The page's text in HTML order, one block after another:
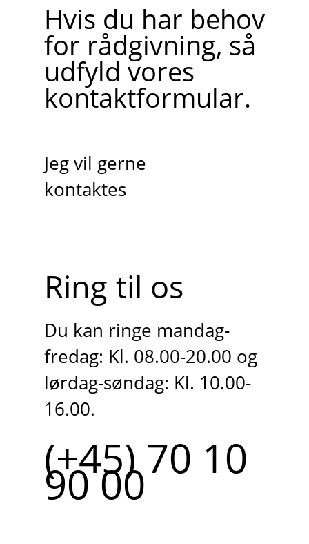
Hvis du har behov
for rådgivning, så
udfyld vores
kontaktformular.
Jeg vil gerne
kontaktes
Ring til os
Du kan ringe mandag-
fredag: Kl. 08.00-20.00 og
lørdag-søndag: Kl. 10.00-
16.00.
(+45) 70 10
90 00